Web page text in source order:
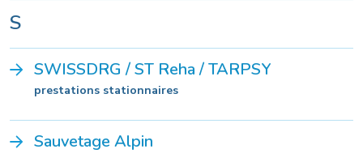
S
SWISSDRG / ST Reha / TARPSY
prestations stationnaires
Sauvetage Alpin